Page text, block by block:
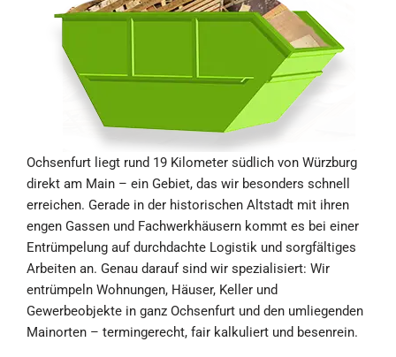
Ochsenfurt liegt rund 19 Kilometer südlich von Würzburg
direkt am Main – ein Gebiet, das wir besonders schnell
erreichen. Gerade in der historischen Altstadt mit ihren
engen Gassen und Fachwerkhäusern kommt es bei einer
Entrümpelung auf durchdachte Logistik und sorgfältiges
Arbeiten an. Genau darauf sind wir spezialisiert: Wir
entrümpeln Wohnungen, Häuser, Keller und
Gewerbeobjekte in ganz Ochsenfurt und den umliegenden
Mainorten – termingerecht, fair kalkuliert und besenrein.